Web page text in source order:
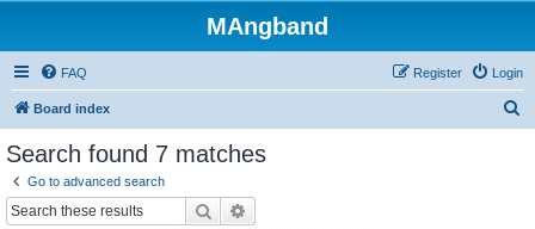
MAngband
FAQ Login
Register
Board index
Search found 7 matches
Go to advanced search
Search